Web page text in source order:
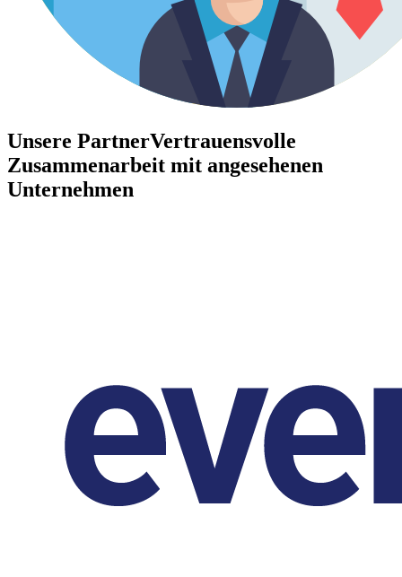
Unsere PartnerVertrauensvolle
Zusammenarbeit mit angesehenen
Unternehmen